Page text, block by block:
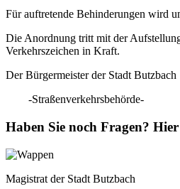
Für auftretende Behinderungen wird
Die Anordnung tritt mit der
Verkehrszeichen in Kraft.
Der Bürgermeister der Stadt Butzbach
-Straßenverkehrsbehörde-
Haben Sie noch Fragen? Hier
Magistrat der Stadt Butzbach